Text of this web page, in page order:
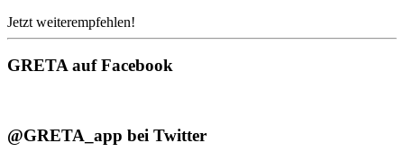
Jetzt weiterempfehlen!
GRETA auf Facebook
@GRETA_app bei Twitter